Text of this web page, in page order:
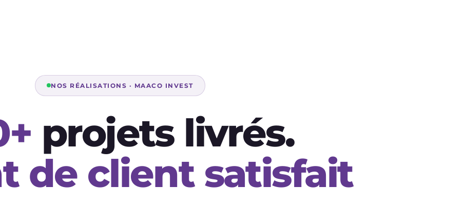
NOS RÉALISATIONS · MAACO INVEST
projets livrés.
de client satisfait